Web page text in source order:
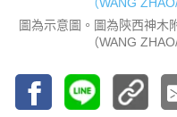
圖為示意圖。圖為陝西神木
（WANG